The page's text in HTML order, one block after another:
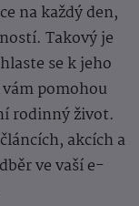
na každý den,
Takový je
se k jeho
pomohou
rodinný život.
akcích a
ve vaší e-